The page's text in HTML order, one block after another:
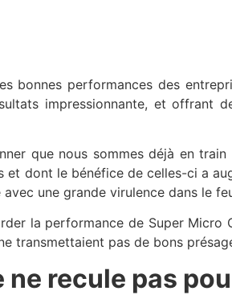
bonnes performances des
impressionnante, et
que nous sommes déjà en
dont le bénéfice de celles-ci a
une grande virulence dans le
la performance de Super
transmettaient pas de bons
ne recule pas